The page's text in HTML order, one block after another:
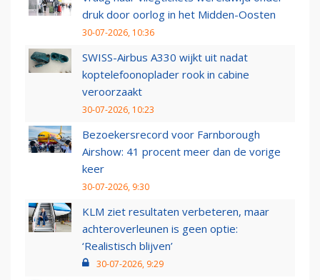
druk door oorlog in het Midden-Oosten
30-07-2026, 10:36
SWISS-Airbus A330 wijkt uit nadat
koptelefoonoplader rook in cabine
veroorzaakt
30-07-2026, 10:23
Bezoekersrecord voor Farnborough
Airshow: 41 procent meer dan de vorige
keer
30-07-2026, 9:30
KLM ziet resultaten verbeteren, maar
achteroverleunen is geen optie:
‘Realistisch blijven’
30-07-2026, 9:29